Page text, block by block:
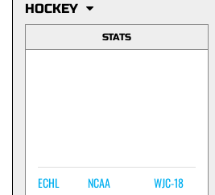
HOCKEY
STATS
ECHL
NCAA
WJC-18